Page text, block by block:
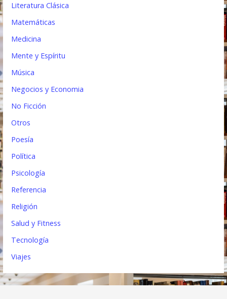
Literatura Clásica
Matemáticas
Medicina
Mente y Espíritu
Música
Negocios y Economia
No Ficción
Otros
Poesía
Política
Psicología
Referencia
Religión
Salud y Fitness
Tecnología
Viajes